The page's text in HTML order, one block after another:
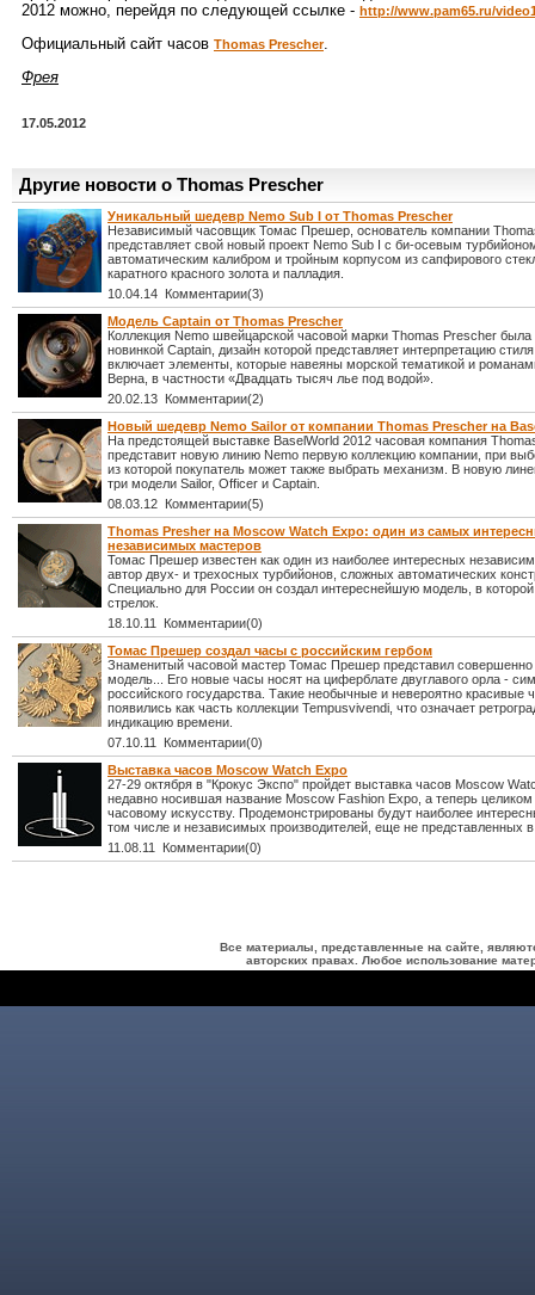
2012 можно, перейдя по следующей ссылке - http://www.pam65.ru/
Официальный сайт часов Thomas Prescher.
Фрея
17.05.2012
Другие новости о Thomas Prescher
Уникальный шедевр Nemo Sub I от Thomas Prescher
Независимый часовщик Томас Прешер, основатель компании
представляет свой новый проект Nemo Sub I с би-осевым
автоматическим калибром и тройным корпусом из сапфирового
каратного красного золота и палладия.
10.04.14 Комментарии(3)
Модель Captain от Thomas Prescher
Коллекция Nemo швейцарской часовой марки Thomas Prescher была
новинкой Captain, дизайн которой представляет интерпретацию
включает элементы, которые навеяны морской тематикой и
Верна, в частности «Двадцать тысяч лье под водой».
20.02.13 Комментарии(2)
Новый шедевр Nemo Sailor от компании Thomas Prescher на
На предстоящей выставке BaselWorld 2012 часовая компания
представит новую линию Nemo первую коллекцию компании, при
из которой покупатель может также выбрать механизм. В новую
три модели Sailor, Officer и Captain.
08.03.12 Комментарии(5)
Thomas Presher на Moscow Watch Expo: один из самых
независимых мастеров
Томас Прешер известен как один из наиболее интересных
автор двух- и трехосных турбийонов, сложных автоматических
Специально для России он создал интереснейшую модель, в
стрелок.
18.10.11 Комментарии(0)
Томас Прешер создал часы с российским гербом
Знаменитый часовой мастер Томас Прешер представил
модель... Его новые часы носят на циферблате двуглавого орла -
российского государства. Такие необычные и невероятно красивые
появились как часть коллекции Tempusvivendi, что означает
индикацию времени.
07.10.11 Комментарии(0)
Выставка часов Moscow Watch Expo
27-29 октября в "Крокус Экспо" пройдет выставка часов Moscow
недавно носившая название Moscow Fashion Expo, а теперь
часовому искусству. Продемонстрированы будут наиболее
том числе и независимых производителей, еще не представленных
11.08.11 Комментарии(0)
Все материалы, представленные на сайте,
авторских правах. Любое использование